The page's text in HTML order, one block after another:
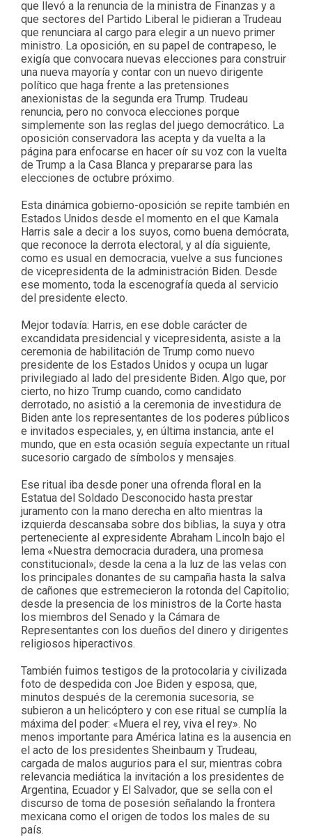
que llevó a la renuncia de la ministra de Finanzas y a
que sectores del Partido Liberal le pidieran a Trudeau
que renunciara al cargo para elegir a un nuevo primer
ministro. La oposición, en su papel de contrapeso, le
exigía que convocara nuevas elecciones para construir
una nueva mayoría y contar con un nuevo dirigente
político que haga frente a las pretensiones
anexionistas de la segunda era Trump. Trudeau
renuncia, pero no convoca elecciones porque
simplemente son las reglas del juego democrático. La
oposición conservadora las acepta y da vuelta a la
página para enfocarse en hacer oír su voz con la vuelta
de Trump a la Casa Blanca y prepararse para las
elecciones de octubre próximo.
Esta dinámica gobierno-oposición se repite también en
Estados Unidos desde el momento en el que Kamala
Harris sale a decir a los suyos, como buena demócrata,
que reconoce la derrota electoral, y al día siguiente,
como es usual en democracia, vuelve a sus funciones
de vicepresidenta de la administración Biden. Desde
ese momento, toda la escenografía queda al servicio
del presidente electo.
Mejor todavía: Harris, en ese doble carácter de
excandidata presidencial y vicepresidenta, asiste a la
ceremonia de habilitación de Trump como nuevo
presidente de los Estados Unidos y ocupa un lugar
privilegiado al lado del presidente Biden. Algo que, por
cierto, no hizo Trump cuando, como candidato
derrotado, no asistió a la ceremonia de investidura de
Biden ante los representantes de los poderes públicos
e invitados especiales, y, en última instancia, ante el
mundo, que en esta ocasión seguía expectante un ritual
sucesorio cargado de símbolos y mensajes.
Ese ritual iba desde poner una ofrenda floral en la
Estatua del Soldado Desconocido hasta prestar
juramento con la mano derecha en alto mientras la
izquierda descansaba sobre dos biblias, la suya y otra
perteneciente al expresidente Abraham Lincoln bajo el
lema «Nuestra democracia duradera, una promesa
constitucional»; desde la cena a la luz de las velas con
los principales donantes de su campaña hasta la salva
de cañones que estremecieron la rotonda del Capitolio;
desde la presencia de los ministros de la Corte hasta
los miembros del Senado y la Cámara de
Representantes con los dueños del dinero y dirigentes
religiosos hiperactivos.
También fuimos testigos de la protocolaria y civilizada
foto de despedida con Joe Biden y esposa, que,
minutos después de la ceremonia sucesoria, se
subieron a un helicóptero y con ese ritual se cumplía la
máxima del poder: «Muera el rey, viva el rey». No
menos importante para América latina es la ausencia en
el acto de los presidentes Sheinbaum y Trudeau,
cargada de malos augurios para el sur, mientras cobra
relevancia mediática la invitación a los presidentes de
Argentina, Ecuador y El Salvador, que se sella con el
discurso de toma de posesión señalando la frontera
mexicana como el origen de todos los males de su
país.